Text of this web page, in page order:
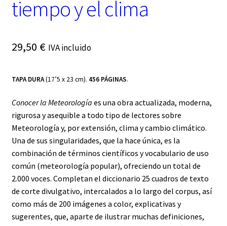
tiempo y el clima
29,50 € IVA incluido
TAPA DURA(17’5 x 23 cm). 456 PÁGINAS.
Conocer la Meteorología es una obra actualizada, moderna,
rigurosa y asequible a todo tipo de lectores sobre
Meteorología y, por extensión, clima y cambio climático.
Una de sus singularidades, que la hace única, es la
combinación de términos científicos y vocabulario de uso
común (meteorología popular), ofreciendo un total de
2.000 voces. Completan el diccionario 25 cuadros de texto
de corte divulgativo, intercalados a lo largo del corpus, así
como más de 200 imágenes a color, explicativas y
sugerentes, que, aparte de ilustrar muchas definiciones,